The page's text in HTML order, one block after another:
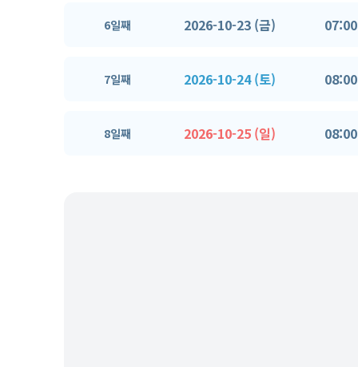
6일째 2026-10-23 (금) 07:00
7일째 2026-10-24 (토) 08:00
8일째 2026-10-25 (일) 08:00